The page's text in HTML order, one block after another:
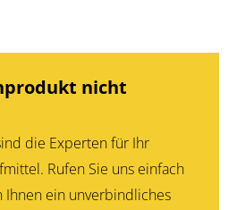
nicht
die Experten für Ihr
Rufen Sie uns einfach
Ihnen ein unverbindliches